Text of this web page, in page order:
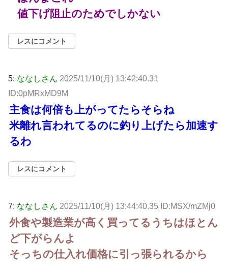
値下げ阻止のためでしかない
レスにコメント
5: ななしさん 2025/11/10(月) 13:42:40.31
ID:0pMRxMD9M
主食は何倍も上がってたらそらね
米離れ言われてるのに釣り上げたら加速す
るわ
レスにコメント
7: ななしさん 2025/11/10(月) 13:44:40.35 ID:MSX/mZMj0
外食や製造業が高く買ってるうちはほとん
ど下がらんよ
そっちの仕入れ価格に引っ張られるから